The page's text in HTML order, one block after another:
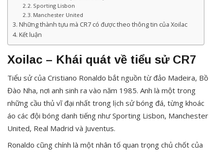
Sporting Lisbon
Manchester United
Những thành tựu mà CR7 có được theo thông tin của Xoilac
Kết luận
Xoilac – Khái quát về tiểu sử CR7
Tiểu sử của Cristiano Ronaldo bắt nguồn từ đảo Madeira, Bồ
Đào Nha, nơi anh sinh ra vào năm 1985. Anh là một trong
những cầu thủ vĩ đại nhất trong lịch sử bóng đá, từng khoác
áo các đội bóng danh tiếng như Sporting Lisbon, Manchester
United, Real Madrid và Juventus.
Ronaldo cũng chính là một nhân tố quan trọng chủ chốt của